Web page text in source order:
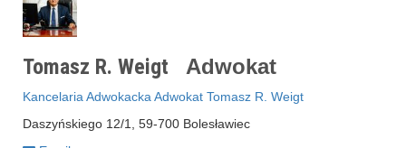
Tomasz R. Weigt Adwokat
Kancelaria Adwokacka Adwokat Tomasz R. Weigt
Daszyńskiego 12/1, 59-700 Bolesławiec